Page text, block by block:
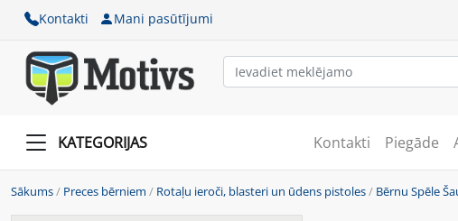
Kontakti Mani pasūtījumi
KATEGORIJAS Kontakti Piegāde
Sākums/ Preces bērniem / Rotaļu ieroči, blasteri un ūdens pistoles/ Bērnu Spēle